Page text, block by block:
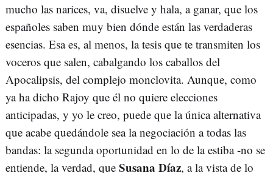
mucho las narices, va, disuelve y hala, a ganar, que los
españoles saben muy bien dónde están las verdaderas
esencias. Esa es, al menos, la tesis que te transmiten los
voceros que salen, cabalgando los caballos del
Apocalipsis, del complejo monclovita. Aunque, como
ya ha dicho Rajoy que él no quiere elecciones
anticipadas, y yo le creo, puede que la única alternativa
que acabe quedándole sea la negociación a todas las
bandas: la segunda oportunidad en lo de la estiba -no se
entiende, la verdad, que Susana Díaz, a la vista de lo